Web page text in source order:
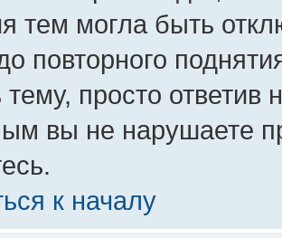
тем могла быть
повторного
тему, просто ответив
вы не нарушаете
к началу